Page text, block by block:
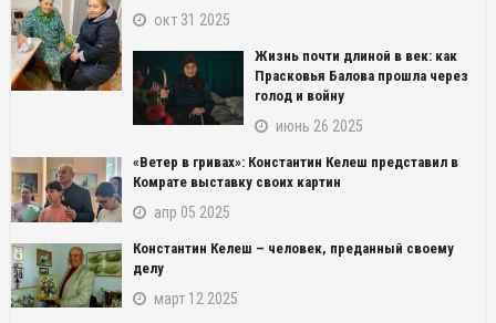
окт 31 2025
Жизнь почти длиной в век: как
Прасковья Балова прошла через
голод и войну
июнь 26 2025
«Ветер в гривах»: Константин Келеш представил в
Комрате выставку своих картин
апр 05 2025
Константин Келеш – человек, преданный своему
делу
март 12 2025